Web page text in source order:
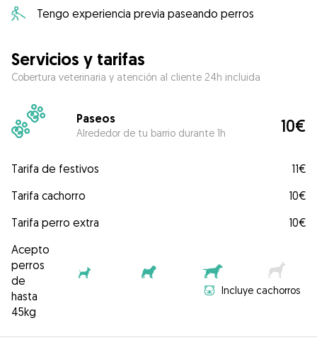
Tengo experiencia previa paseando perros
Servicios y tarifas
Cobertura veterinaria y atención al cliente 24h incluida
Paseos
Alrededor de tu barrio durante 1h 10€
Tarifa de festivos
11€
Tarifa cachorro
10€
Tarifa perro extra
10€
Acepto
perros
de
hasta
45kg
Incluye cachorros